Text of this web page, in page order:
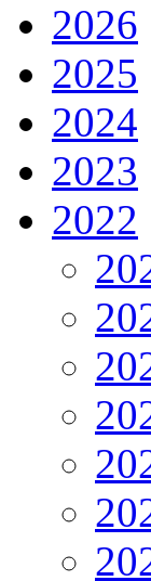
2026
2025
2024
2023
2022